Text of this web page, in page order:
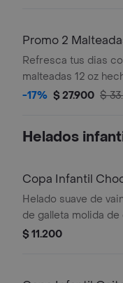
Promo 2
Refresca tus dias
malteadas 12 oz
tradicional helado de
-17% $ 27.900 $
Helados
Copa Infantil
Colores
Helado suave de
de galleta molida
cobertura de
$ 11.200